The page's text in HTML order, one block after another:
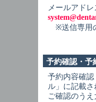
詰め物（銀
歯茎が腫れ
歯科検診（
矯正
メールアドレ
※送信専用
予約確認・予
予約内容確
ル」に記載
ご確認のうえ